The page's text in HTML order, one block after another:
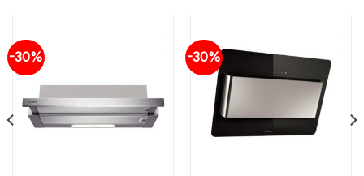
-30% -30%